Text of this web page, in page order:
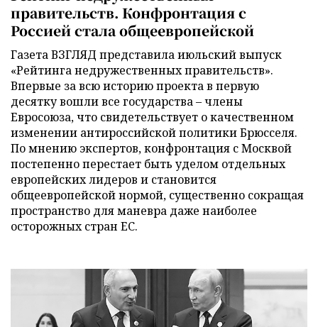
правительств. Конфронтация с
Россией стала общеевропейской
Газета ВЗГЛЯД представила июльский выпуск
«Рейтинга недружественных правительств».
Впервые за всю историю проекта в первую
десятку вошли все государства – члены
Евросоюза, что свидетельствует о качественном
изменении антироссийской политики Брюсселя.
По мнению экспертов, конфронтация с Москвой
постепенно перестает быть уделом отдельных
европейских лидеров и становится
общеевропейской нормой, существенно сокращая
пространство для маневра даже наиболее
осторожных стран ЕС.